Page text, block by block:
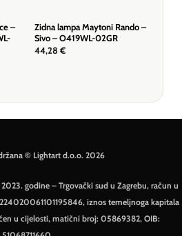
–
Zidna lampa Maytoni Rando –
Sivo – O419WL-02GR
44,28 €
© Lightart d.o.o. 2026
godine – Trgovački sud u Zagrebu, račun u
iznos temeljnoga kapitala
u cijelosti, matični broj: 05869382, OIB: